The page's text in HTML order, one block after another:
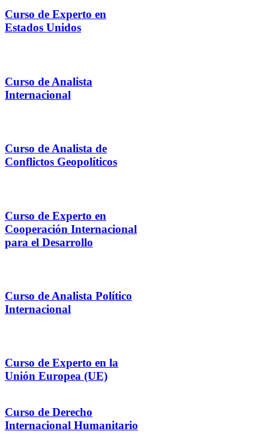
Curso de Experto en
Estados Unidos
Curso de Analista
Internacional
Curso de Analista de
Conflictos Geopolíticos
Curso de Experto en
Cooperación Internacional
para el Desarrollo
Curso de Analista Político
Internacional
Curso de Experto en la
Unión Europea (UE)
Curso de Derecho
Internacional Humanitario